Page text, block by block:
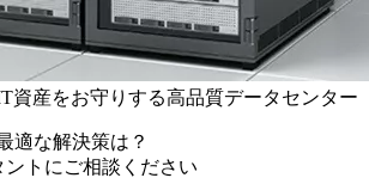
資産をお守りする高品質データセンター
適な解決策は？
トにご相談ください